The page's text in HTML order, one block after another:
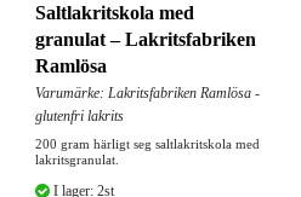
Saltlakritskola med
granulat – Lakritsfabriken
Ramlösa
Varumärke: Lakritsfabriken Ramlösa -
glutenfri lakrits
200 gram härligt seg saltlakritskola med
lakritsgranulat.
I lager: 2st